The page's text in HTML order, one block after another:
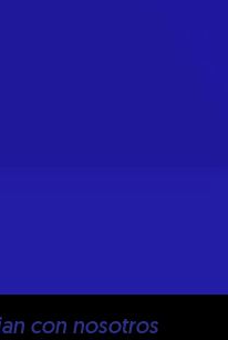
con nosotros